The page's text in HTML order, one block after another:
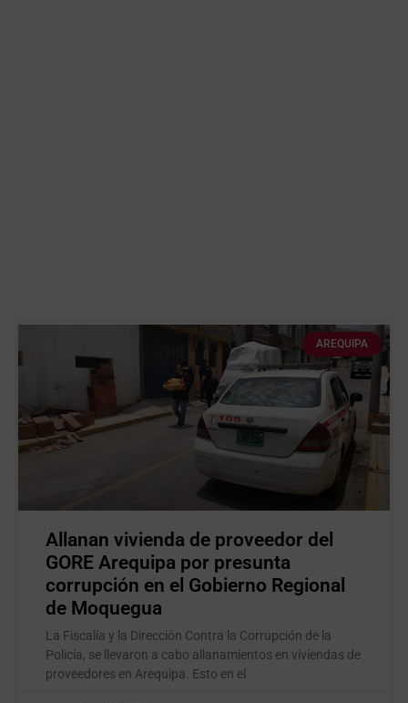
AREQUIPA
Allanan vivienda de proveedor del
GORE Arequipa por presunta
corrupción en el Gobierno Regional
de Moquegua
La Fiscalía y la Dirección Contra la Corrupción de la
Policía, se llevaron a cabo allanamientos en viviendas de
proveedores en Arequipa. Esto en el